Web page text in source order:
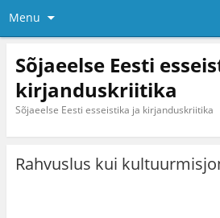
Menu
Sõjaeelse Eesti
kirjanduskriitika
Sõjaeelse Eesti esseistika ja kirjanduskriitika
Rahvuslus kui